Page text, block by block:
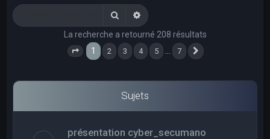
RechercherRecherche avancée
La recherche a retourné 208 résultats
Page 1 sur
1 2 3 4 5 7
Sujets
présentation cyber_secumano